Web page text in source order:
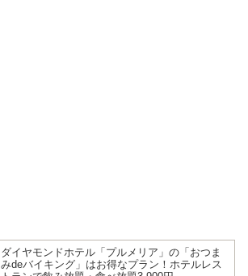
ダイヤモンドホテル「プルメリア」の「おつま
みdeバイキング」はお得なプラン！ホテルレス